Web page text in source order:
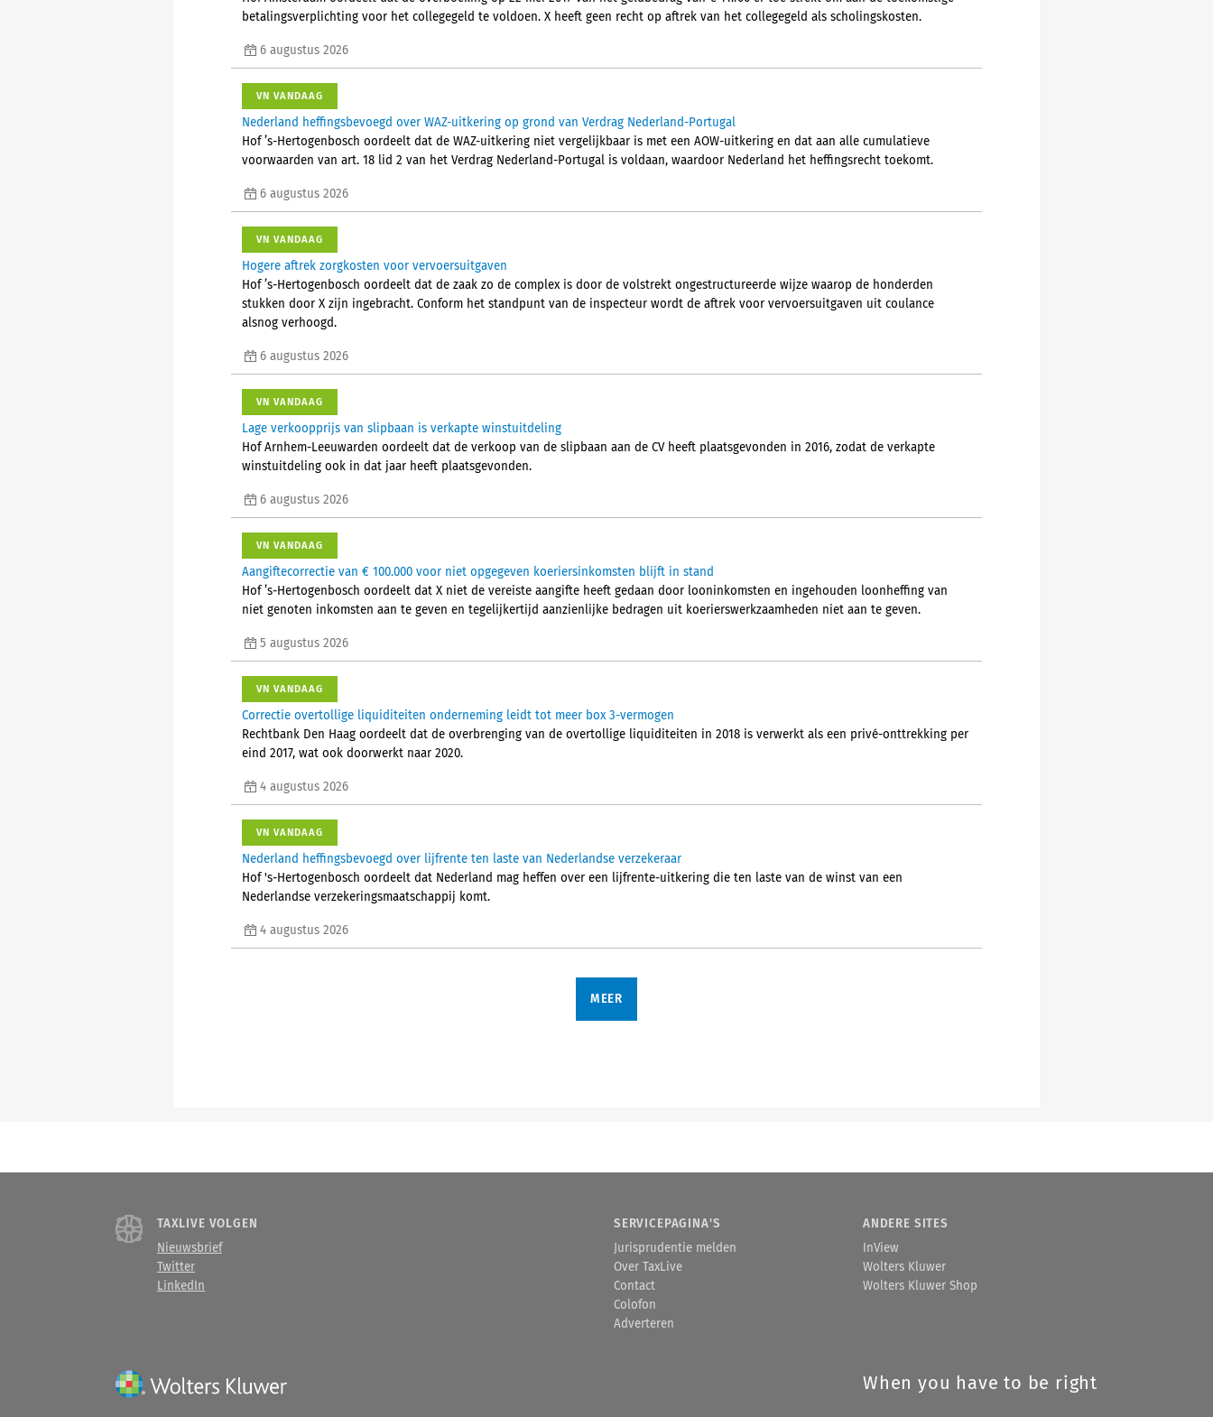
betalingsverplichting voor het collegegeld te voldoen. X heeft geen recht op aftrek van het collegegeld als scholingskosten.
6 augustus 2026
VN VANDAAG
Nederland heffingsbevoegd over WAZ-uitkering op grond van Verdrag Nederland-Portugal
Hof ’s-Hertogenbosch oordeelt dat de WAZ-uitkering niet vergelijkbaar is met een AOW-uitkering en dat aan alle cumulatieve
voorwaarden van art. 18 lid 2 van het Verdrag Nederland-Portugal is voldaan, waardoor Nederland het heffingsrecht toekomt.
6 augustus 2026
VN VANDAAG
Hogere aftrek zorgkosten voor vervoersuitgaven
Hof ’s-Hertogenbosch oordeelt dat de zaak zo de complex is door de volstrekt ongestructureerde wijze waarop de honderden
stukken door X zijn ingebracht. Conform het standpunt van de inspecteur wordt de aftrek voor vervoersuitgaven uit coulance
alsnog verhoogd.
6 augustus 2026
VN VANDAAG
Lage verkoopprijs van slipbaan is verkapte winstuitdeling
Hof Arnhem-Leeuwarden oordeelt dat de verkoop van de slipbaan aan de CV heeft plaatsgevonden in 2016, zodat de verkapte
winstuitdeling ook in dat jaar heeft plaatsgevonden.
6 augustus 2026
VN VANDAAG
Aangiftecorrectie van € 100.000 voor niet opgegeven koeriersinkomsten blijft in stand
Hof ’s-Hertogenbosch oordeelt dat X niet de vereiste aangifte heeft gedaan door looninkomsten en ingehouden loonheffing van
niet genoten inkomsten aan te geven en tegelijkertijd aanzienlijke bedragen uit koerierswerkzaamheden niet aan te geven.
5 augustus 2026
VN VANDAAG
Correctie overtollige liquiditeiten onderneming leidt tot meer box 3-vermogen
Rechtbank Den Haag oordeelt dat de overbrenging van de overtollige liquiditeiten in 2018 is verwerkt als een privé-onttrekking per
eind 2017, wat ook doorwerkt naar 2020.
4 augustus 2026
VN VANDAAG
Nederland heffingsbevoegd over lijfrente ten laste van Nederlandse verzekeraar
Hof 's-Hertogenbosch oordeelt dat Nederland mag heffen over een lijfrente-uitkering die ten laste van de winst van een
Nederlandse verzekeringsmaatschappij komt.
4 augustus 2026
MEER
TAXLIVE VOLGEN
Nieuwsbrief
Twitter
LinkedIn
SERVICEPAGINA'S
Jurisprudentie melden
Over TaxLive
Contact
Colofon
Adverteren
ANDERE SITES
InView
Wolters Kluwer
Wolters Kluwer Shop
When you have to be right